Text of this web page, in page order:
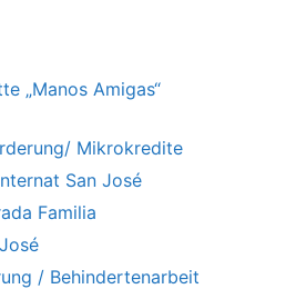
„Manos Amigas“
Mikrokredite
San José
Familia
/ Behindertenarbeit